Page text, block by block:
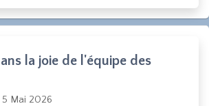
la joie de l'équipe des
5 Mai 2026